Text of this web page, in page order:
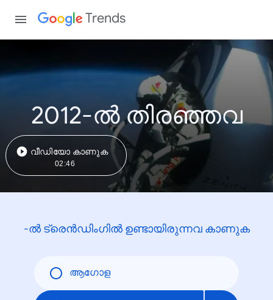
Trends
2012-ൽ തിരഞ്ഞവ
വീഡിയോ കാണുക
02:46
-ൽ ട്രെൻഡിംഗിൽ ഉണ്ടായിരുന്നവ കാണുക
ആഗോള